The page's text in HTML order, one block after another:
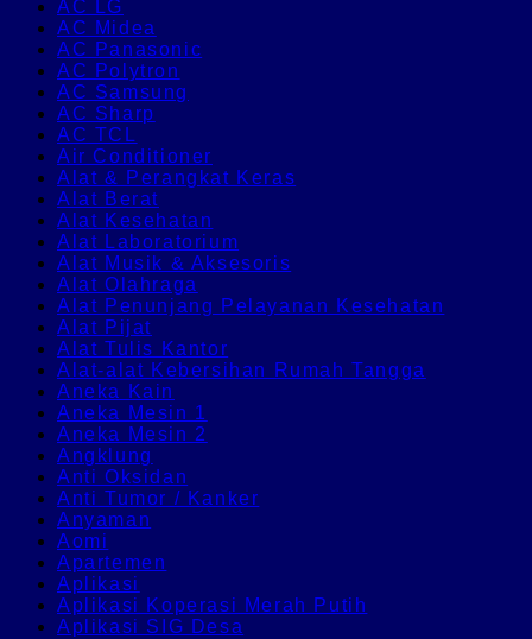
AC LG
AC Midea
AC Panasonic
AC Polytron
AC Samsung
AC Sharp
AC TCL
Air Conditioner
Alat & Perangkat Keras
Alat Berat
Alat Kesehatan
Alat Laboratorium
Alat Musik & Aksesoris
Alat Olahraga
Alat Penunjang Pelayanan Kesehatan
Alat Pijat
Alat Tulis Kantor
Alat-alat Kebersihan Rumah Tangga
Aneka Kain
Aneka Mesin 1
Aneka Mesin 2
Angklung
Anti Oksidan
Anti Tumor / Kanker
Anyaman
Aomi
Apartemen
Aplikasi
Aplikasi Koperasi Merah Putih
Aplikasi SIG Desa